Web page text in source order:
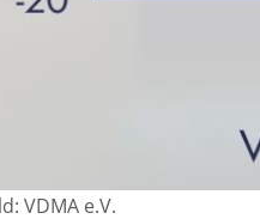
VDMA e.V.